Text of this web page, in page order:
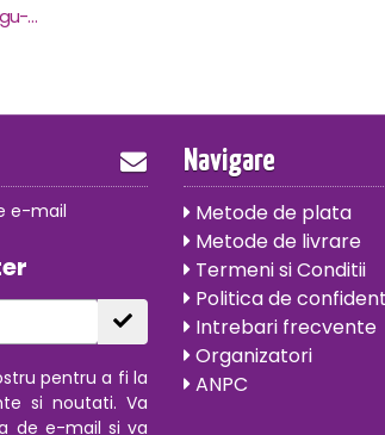
Palatul Culturii Targu Mures, Targu-Mures
e-mail
pentru a fi la
si noutati. Va
de e-mail si va
Navigare
Metode de plata
Metode de livrare
Termeni si Conditii
Politica de
Intrebari frecvente
Organizatori
ANPC